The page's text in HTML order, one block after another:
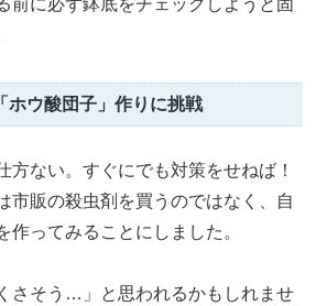
ホウ酸団子」作りに挑戦
方ない。すぐにでも対策をせねば！
市販の殺虫剤を買うのではなく、自
作ってみることにしました。
さそう…」と思われるかもしれませ